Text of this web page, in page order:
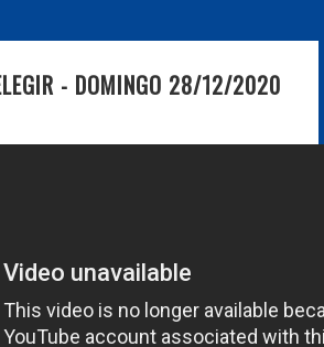
- DOMINGO 28/12/2020